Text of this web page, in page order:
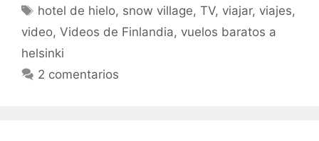
Etiquetas
hotel de hielo, snow village,TV, viajar, viajes,
video, Videos de Finlandia, vuelos baratos a
helsinki
2 comentarios